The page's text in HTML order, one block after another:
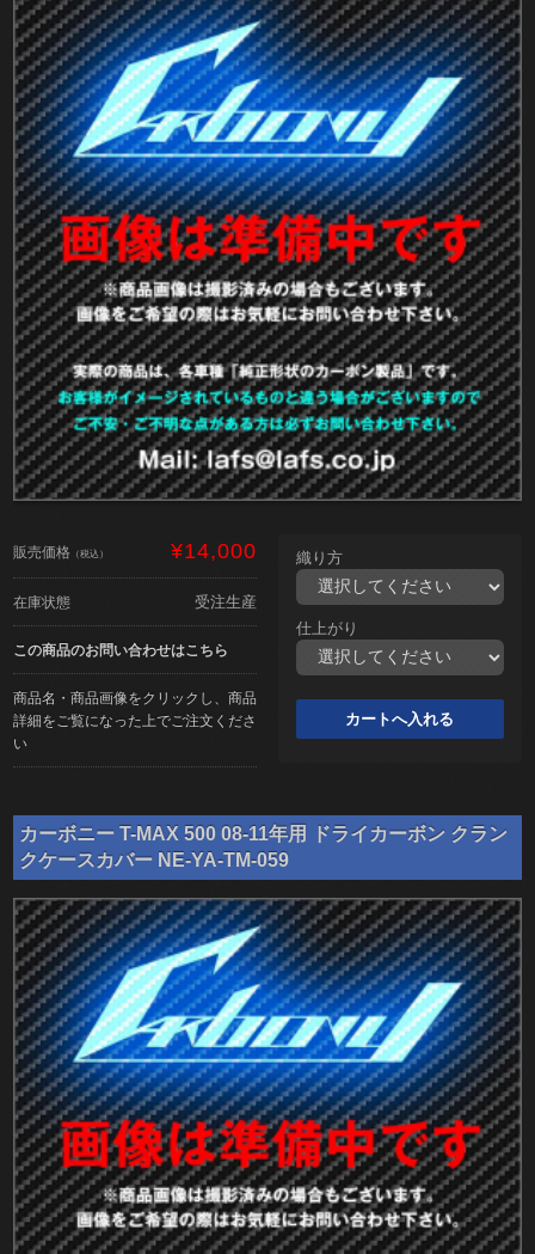
販売価格 （税込） ¥14,000
在庫状態 受注生産
この商品のお問い合わせはこちら
商品名・商品画像をクリックし、商品
詳細をご覧になった上でご注文くださ
い
織り方
仕上がり
カーボニー T-MAX 500 08-11年用 ドライカーボン クラン
クケースカバー NE-YA-TM-059